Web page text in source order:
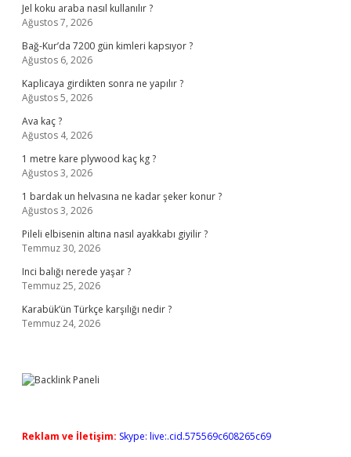
Jel koku araba nasıl kullanılır ?
Ağustos 7, 2026
Bağ-Kur’da 7200 gün kimleri kapsıyor ?
Ağustos 6, 2026
Kaplicaya girdikten sonra ne yapılır ?
Ağustos 5, 2026
Ava kaç ?
Ağustos 4, 2026
1 metre kare plywood kaç kg ?
Ağustos 3, 2026
1 bardak un helvasına ne kadar şeker konur ?
Ağustos 3, 2026
Pileli elbisenin altına nasıl ayakkabı giyilir ?
Temmuz 30, 2026
Inci balığı nerede yaşar ?
Temmuz 25, 2026
Karabük’ün Türkçe karşılığı nedir ?
Temmuz 24, 2026
Reklam ve İletişim: Skype: live:.cid.575569c608265c69